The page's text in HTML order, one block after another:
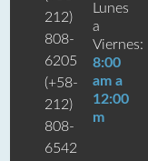
212)
808-
6205
(+58-
212)
808-
6542
Lunes
a
Viernes:
8:00
am a
12:00
m